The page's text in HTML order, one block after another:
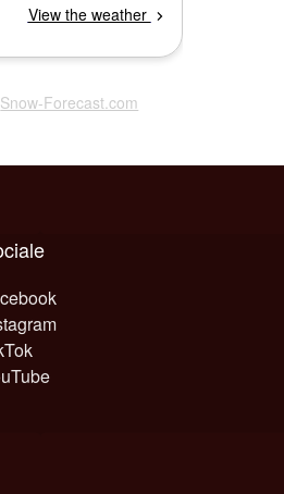
Snow-Forecast.com